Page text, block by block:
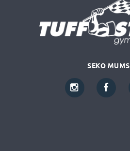
SEKO MUMS